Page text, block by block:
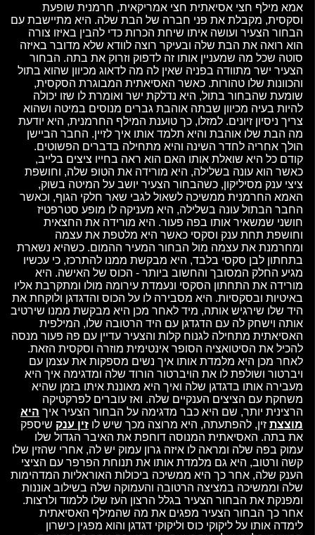
אמא מילף חצי אסיאתית חצי אמריקאית, חרמנית שופעת
וסקסית, מקבלת את פני חברה של הבת שלה. היא מתיישבת עם
הבחור הצעיר ועושה איתו שיחת הכרות כדי להבין באיזו צורה
הוא רואה את הבת שלה ובעיקר רוצה לוודא שלא מדובר באיזה
סוטה שכל מה שמעניין אותו זה לדפוק וזרוק את בתה. הבחור
הצעיר ישר מתוודה בפניה שאין לה מה לדאוג מכיוון שהוא בתול
והכוונות שלו טהורות. כאשר האסיאתית המבוגרת הסקסית,
שומעת שהבחור בתול, היא נדלקת ישר ואומרת לו שזו יכולה
להיות בעיה מכיוון שבתה אוהבת גברים מנוסים במיטה ושהוא
צריך ניסיון זיונים. למזלו, כך טוענת המילף החרמנית, היא יודעת
מה הבת שלו אוהבת והיא תלמד אותו איך לזיין. החבר הביישן
הולך אחריה לחדר השינה והיא מתחילה בדברים הפשוטים.
קודם כל היא שואלת אותו האם הוא ראה בחייו ציצים בלייב,
כאשר הוא עונה בשלילה, היא מורידה את הטופ שלה, וחושפת
ציצי ענק מסיליקון, כשהבחור הצעיר יושב על המיטה בשוק,
האמא החרמנית ממשיכה לשאול לגבי שאר חלקי הגוף, וכאשר
החבר הבתול עונה בשלילה, היא מעניקה לו מופע סטרפטיז
חושני שמשאיר אותו בפה פעור. היא מורידה את החצאית
וחושפת תחת ענק וסקסי כאשר היא מלטפת את עצמה
ומחרמנת את עצמה מול הבחור המעיר ההמום. כשהיא נשארת
בתחתון לבן סקסי בלבד, היא מבקשת ממנו להתרכז, כי עכשיו
מגיע החלק המסובך והחשוב ביותר - הכוס של האישה. היא
מורידה את התחתון הסקסי ונעמדת עירומה מולו ומתקרבת אליו
באיטיות ובסקסיות. היא מסבירה לו על הכוס והדגדגן ולוקחת את
היד שלו שירגיש אותה, מיד לאחר מכן היא מבקשת ממנו שירטיב
אותה וישחק לה עם הדגדגן עם היד הרטובה שלו, המילפית
האסיאתית מתחילה לגנוח קלות והצעיר עדיין עם פה פעור מנסה
להכיל את הסיטואציה הסופר אינטימית מוזרה וסקסית הזאת.
לאחר מכן היא מלמדת אותו איך נשים מספקות את עצמן עם
ויברטור ושולפת לו את הויברטור הורוד שלה ומדגימה איך היא
מעבירה אותו בדגדגן שלה ואיך היא מאוננת איתו בזמן שהיא
משחקת עם הציצים הענקיים שלה. ואז עוברים לפרקטיקה
הרצינית יותר, שם היא כבר מדגימה על הבחור הצעיר איך היא
מוצצת זין, להפתעתה, היא מרוצה מכך שיש לו זין ענק שיספק
את בתה. האסיאתית המנוסה דוחפת את האיבר הגדול שלו
עמוק בפה שלה ומראה לו איזה גרון עמוק יש לה, אחרי שהזין שלו
קשה ורטוב, היא גם מלמדת אותו את תנוחת הפרפר עם הציצי
הענק שלה, אחר כך היא ממשיכה ביכולות האוראליות המדהימות
שלה וממשיכה במציצה הרטובה והעמוקה שלה בשילוב אוננות
ומפנקת את הבחור הצעיר בגלל הרצון העז שלו ללמוד ולרצות.
אחר כך הבחור הצעיר מפגים את מה שהמילף האסיאתית
לימדה אותו על ליקוקי כוס וליקוקי דגדגן והוא מפגין כישרון